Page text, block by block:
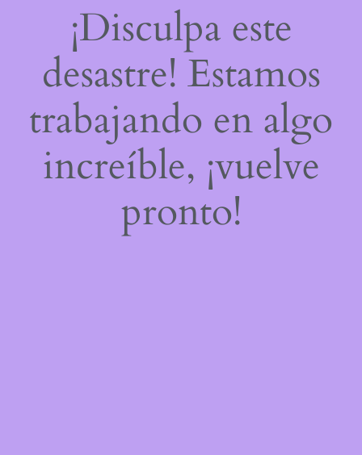
¡Disculpa este
desastre! Estamos
trabajando en algo
increíble, ¡vuelve
pronto!